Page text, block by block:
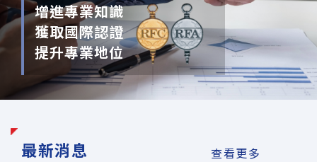
增進專業知識
獲取國際認證
提升專業地位
最新消息 查看更多